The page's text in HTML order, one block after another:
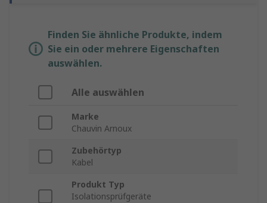
Finden Sie ähnliche Produkte, indem
Sie ein oder mehrere Eigenschaften
auswählen.
Alle auswählen
Marke
Chauvin Arnoux
Zubehörtyp
Kabel
Produkt Typ
Isolationsprüfgeräte